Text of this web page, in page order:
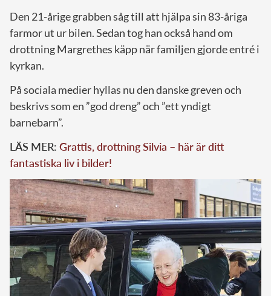
Den 21-årige grabben såg till att hjälpa sin 83-åriga
farmor ut ur bilen. Sedan tog han också hand om
drottning Margrethes käpp när familjen gjorde entré i
kyrkan.
På sociala medier hyllas nu den danske greven och
beskrivs som en ”god dreng” och ”ett yndigt
barnebarn”.
LÄS MER: Grattis, drottning Silvia – här är ditt
fantastiska liv i bilder!